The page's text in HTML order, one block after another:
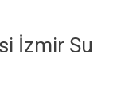
İzmir Su